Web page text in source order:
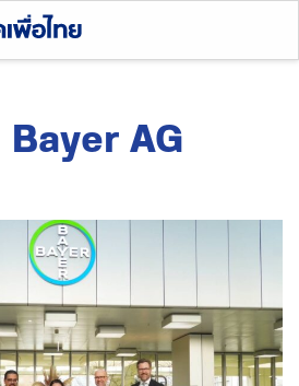
Bayer AG